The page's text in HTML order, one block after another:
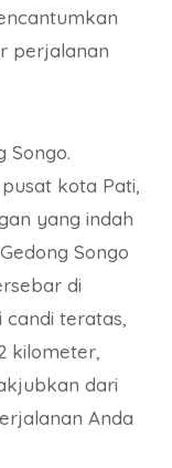
perjalanan
Songo.
kota Pati,
yang indah
Songo
di
teratas,
kilometer,
dari
Anda